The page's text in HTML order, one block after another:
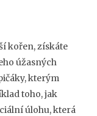
kořen, získáte
úžasných
kterým
toho, jak
úlohu, která